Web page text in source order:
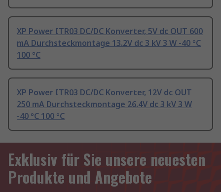
XP Power ITR03 DC/DC Konverter, 5V dc OUT 600
mA Durchsteckmontage 13.2V dc 3 kV 3 W -40 °C
100 °C
XP Power ITR03 DC/DC Konverter, 12V dc OUT
250 mA Durchsteckmontage 26.4V dc 3 kV 3 W
-40 °C 100 °C
Exklusiv für Sie unsere neuesten
Produkte und Angebote